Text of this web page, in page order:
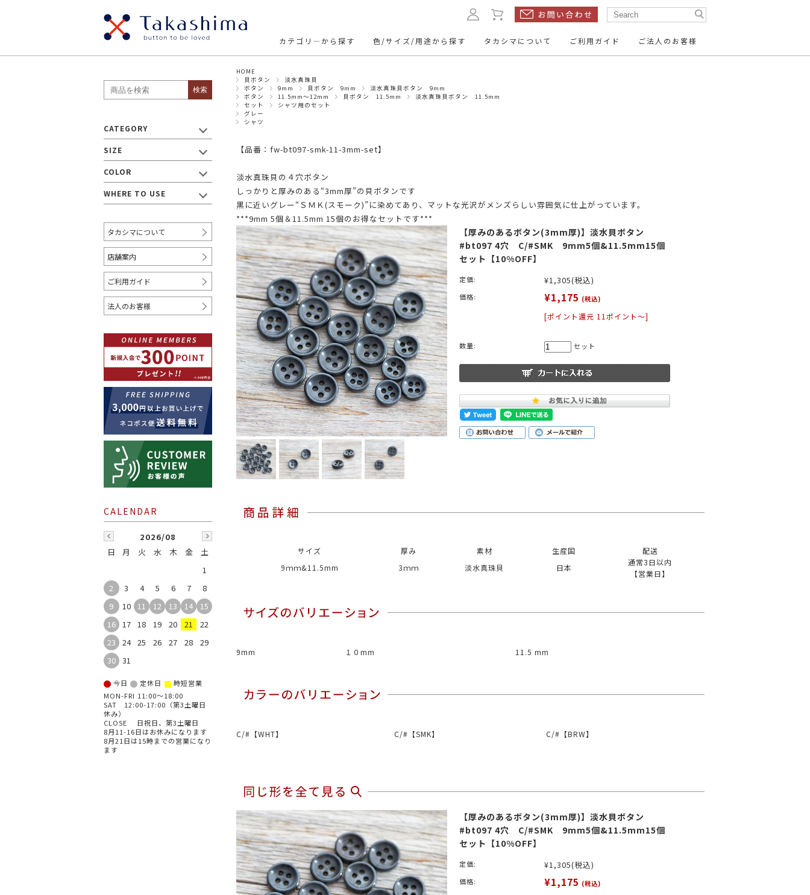
カテゴリ―から探す
貝ボタン メタルボタン 本水牛ボタン
スナップボタン
ウッドボタン
色/サイズ/用途から探す
SIZE
・ボタン
17mm
～18mm
19mm
20mm
23mm
・リボン/テープ
～9mm 10mm～ 12mm～ 15mm～
20mm～ 30mm～ 40mm～ 50mm～
・パーツ
～9mm
30mm～ 40mm～ 50mm～
COLOR
ベージュ ブラック グレー ブラウン グリーン ネイビー パープル イエロー
レッド オレンジ ゴールド シルバー クリア ミックス
WHERE TO USE
シャツ コート ジャケットスーツ アクセサリー ニット その他小物
タカシマについて ご利用ガイド ご法人のお客様
HOME
貝ボタン
淡水真珠貝
ボタン
9mm 貝ボタン 9mm
淡水真珠貝ボタン 9mm
ボタン
11.5mm～12mm 貝ボタン 11.5mm
淡水真珠貝ボタン 11.5mm
セット
シャツ用のセット
グレー
シャツ
【品番：fw-bt097-smk-11-3mm-set】
淡水真珠貝の４穴ボタン
しっかりと厚みのある“3mm厚”の貝ボタンです
黒に近いグレー“ＳＭＫ(スモーク)”に染めてあり、マットな光沢がメンズらしい雰囲気に仕上がっています。
***9mm 5個＆11.5mm 15個のお得なセットです***
【厚みのあるボタン(3mm厚)】淡水貝ボタン
#bt097 4穴 C/#SMK 9mm5個&11.5mm15個
セット【10%OFF】
定価: ¥1,305(税込)
価格: ¥1,175 (税込)
[ポイント還元 11ポイント～]
数量: セット
サイズ 厚み 素材 生産国
配送
9ｍｍ&11.5mm
3ｍｍ 淡水真珠貝 日本
通常3日以内
【営業日】
9mm １０mm 11.5 mm
C/#【WHT】 C/#【SMK】 C/#【BRW】
【厚みのあるボタン(3mm厚)】淡水貝ボタン
#bt097 4穴 C/#SMK 9mm5個&11.5mm15個
セット【10%OFF】
定価: ¥1,305(税込)
価格: ¥1,175 (税込)
検索
CATEGORY
SIZE
COLOR
WHERE TO USE
タカシマについて
店舗案内
ご利用ガイド
法人のお客様
2026/08
日
月 火 水 木 金
土
1
2
3 4 5 6 7
8
9
10 11 12 13 14
15
16
17 18 19 20 21
22
23
24 25 26 27 28
29
30
31
今日 定休日 ■ 時短営業
MON-FRI 11:00～18:00
SAT 12:00-17:00（第3土曜日
休み）
CLOSE 日祝日、第3土曜日
8月11-16日はお休みになります
8月21日は15時までの営業になり
ます